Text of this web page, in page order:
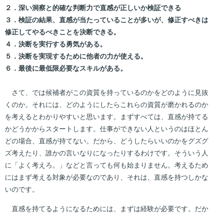
２．深い洞察と的確な判断力で直感が正しいか検証できる
３．検証の結果、直感が当たっていることが多いが、修正すべきは
修正してやるべきことを決断できる。
４．決断を実行する勇気がある。
５．決断を実現するために他者の力が使える。
６．最後に最低限必要なスキルがある。
さて、では候補者がこの資質を持っているのかをどのように見抜
くのか。それには、どのようにしたらこれらの資質が磨かれるのか
を考えるとわかりやすいと思います。まずすべては、直感が持てる
かどうかからスタートします。仕事ができない人というのはほとん
どの場合、直感が持てない。だから、どうしたらいいのかをグズグ
ズ考えたり、誰かの言いなりになったりするわけです。そういう人
に「よく考えろ。」などと言っても何も始まりません。考えるため
にはまず考える対象が必要なのであり、それは、直感を持つしかな
いのです。
直感を持てるようになるためには、まずは経験が必要です。だか